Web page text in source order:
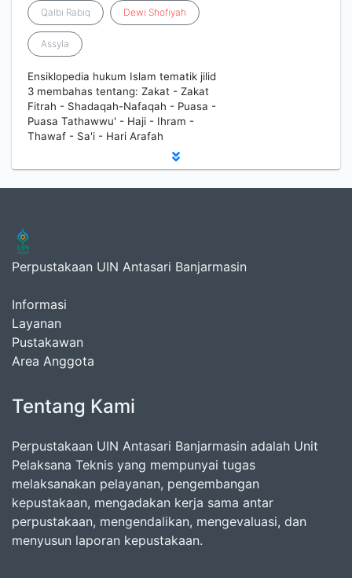
Qalbi Rabiq Dewi Shofiyah
Assyla
Ensiklopedia hukum Islam tematik jilid
3 membahas tentang: Zakat - Zakat
Fitrah - Shadaqah-Nafaqah - Puasa -
Puasa Tathawwu' - Haji - Ihram -
Thawaf - Sa'i - Hari Arafah
Perpustakaan UIN Antasari Banjarmasin
Informasi
Layanan
Pustakawan
Area Anggota
Tentang Kami
Perpustakaan UIN Antasari Banjarmasin adalah Unit
Pelaksana Teknis yang mempunyai tugas
melaksanakan pelayanan, pengembangan
kepustakaan, mengadakan kerja sama antar
perpustakaan, mengendalikan, mengevaluasi, dan
menyusun laporan kepustakaan.